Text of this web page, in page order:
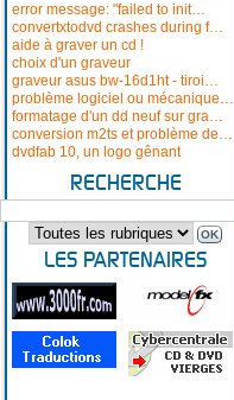
error message: "failed to init…
convertxtodvd crashes during f…
aide à graver un cd !
choix d'un graveur
graveur asus bw-16d1ht - tiroi…
problème logiciel ou mécanique…
formatage d'un dd neuf sur gra…
conversion m2ts et problème de…
dvdfab 10, un logo gênant
RECHERCHE
LES PARTENAIRES